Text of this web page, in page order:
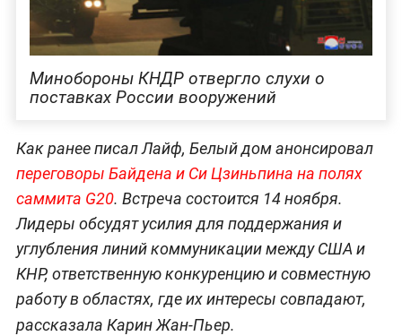
Минобороны КНДР отвергло слухи о
поставках России вооружений
Как ранее писал Лайф, Белый дом анонсировал
переговоры Байдена и Си Цзиньпина на полях
саммита G20. Встреча состоится 14 ноября.
Лидеры обсудят усилия для поддержания и
углубления линий коммуникации между США и
КНР, ответственную конкуренцию и совместную
работу в областях, где их интересы совпадают,
рассказала Карин Жан-Пьер.